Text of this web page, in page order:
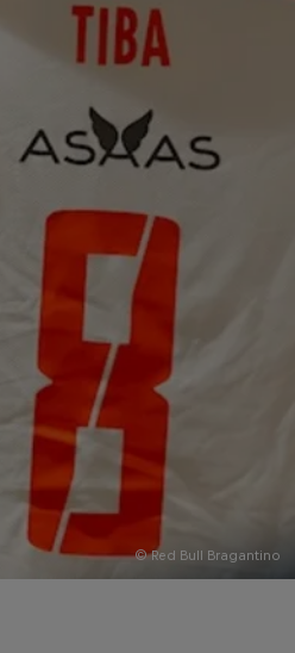
© Red Bull Bragantino